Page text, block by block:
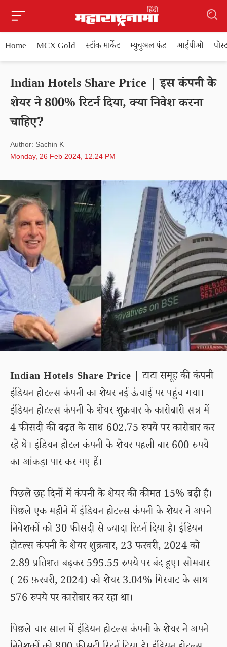
Home MCX Gold स्टॉक मार्केट म्युचुअल फंड आईपीओ
Indian Hotels Share Price | इस कंपनी के
शेयर ने 800% रिटर्न दिया, क्या निवेश करना
चाहिए?
Author: Sachin K
Monday, 26 Feb 2024, 12.24 PM
Indian Hotels Share Price | टाटा समूह की कंपनी
इंडियन होटल्स कंपनी का शेयर नई ऊंचाई पर पहुंच गया।
इंडियन होटल्स कंपनी के शेयर शुक्रवार के कारोबारी सत्र में
4 फीसदी की बढ़त के साथ 602.75 रुपये पर कारोबार कर
रहे थे। इंडियन होटल कंपनी के शेयर पहली बार 600 रुपये
का आंकड़ा पार कर गए हैं।
पिछले छह दिनों में कंपनी के शेयर की कीमत 15% बढ़ी है।
पिछले एक महीने में इंडियन होटल्स कंपनी के शेयर ने अपने
निवेशकों को 30 फीसदी से ज्यादा रिटर्न दिया है। इंडियन
होटल्स कंपनी के शेयर शुक्रवार, 23 फरवरी, 2024 को
2.89 प्रतिशत बढ़कर 595.55 रुपये पर बंद हुए। सोमवार
( 26 फ़रवरी, 2024) को शेयर 3.04% गिरवाट के साथ
576 रुपये पर कारोबार कर रहा था।
पिछले चार साल में इंडियन होटल्स कंपनी के शेयर ने अपने